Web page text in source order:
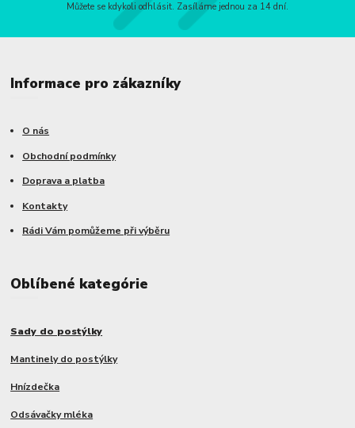
Můžete se kdykoli odhlásit. Zasíláme jednou za 14 dní.
Informace pro zákazníky
O nás
Obchodní podmínky
Doprava a platba
Kontakty
Rádi Vám pomůžeme při výběru
Oblíbené kategórie
Sady do postýlky
Mantinely do postýlky
Hnízdečka
Odsávačky mléka